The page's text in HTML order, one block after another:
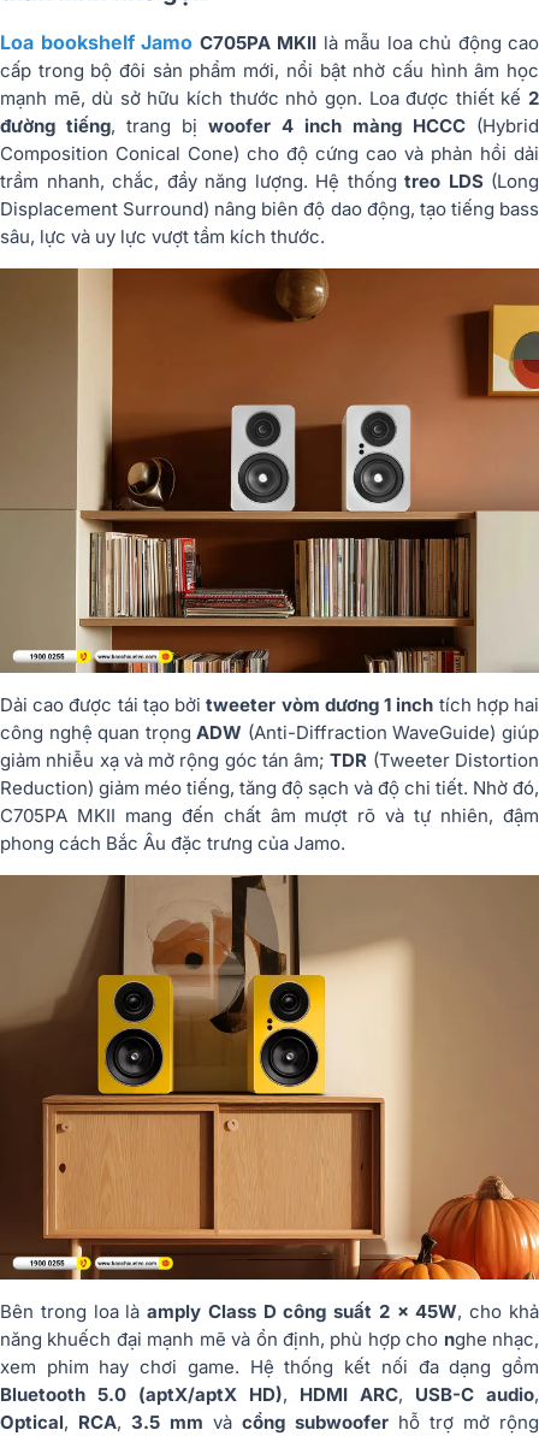
Loa bookshelf Jamo C705PA MKII là mẫu loa chủ động cao
cấp trong bộ đôi sản phẩm mới, nổi bật nhờ cấu hình âm học
mạnh mẽ, dù sở hữu kích thước nhỏ gọn. Loa được thiết kế 2
đường tiếng, trang bị woofer 4 inch màng HCCC (Hybrid
Composition Conical Cone) cho độ cứng cao và phản hồi dải
trầm nhanh, chắc, đầy năng lượng. Hệ thống treo LDS (Long
Displacement Surround) nâng biên độ dao động, tạo tiếng bass
sâu, lực và uy lực vượt tầm kích thước.
Dải cao được tái tạo bởitweeter vòm dương 1 inch tích hợp hai
công nghệ quan trọngADW (Anti-Diffraction WaveGuide) giúp
giảm nhiễu xạ và mở rộng góc tán âm;TDR (Tweeter Distortion
Reduction) giảm méo tiếng, tăng độ sạch và độ chi tiết. Nhờ đó,
C705PA MKII mang đến chất âm mượt rõ và tự nhiên, đậm
phong cách Bắc Âu đặc trưng của Jamo.
Bên trong loa làamply Class D công suất 2 x 45W, cho khả
năng khuếch đại mạnh mẽ và ổn định, phù hợp cho nghe nhạc,
xem phim hay chơi game. Hệ thống kết nối đa dạng gồm
Bluetooth 5.0 (aptX/aptX HD), HDMI ARC, USB-C audio,
Optical, RCA, 3.5 mm và cổng subwoofer hỗ trợ mở rộng